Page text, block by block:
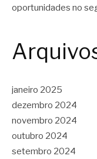
oportunidades no
janeiro 2025
dezembro 2024
novembro 2024
outubro 2024
setembro 2024